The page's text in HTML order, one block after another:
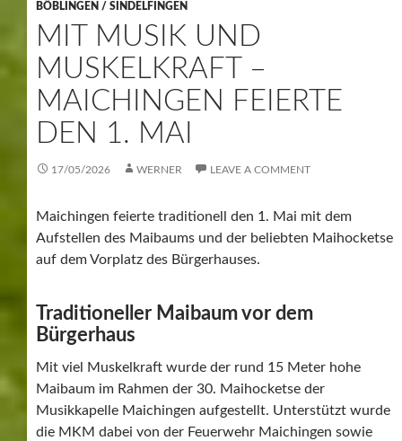
BÖBLINGEN / SINDELFINGEN
MIT MUSIK UND
MUSKELKRAFT –
MAICHINGEN FEIERTE
DEN 1. MAI
17/05/2026 WERNER LEAVE A COMMENT
Maichingen feierte traditionell den 1. Mai mit dem
Aufstellen des Maibaums und der beliebten Maihocketse
auf dem Vorplatz des Bürgerhauses.
Traditioneller Maibaum vor dem
Bürgerhaus
Mit viel Muskelkraft wurde der rund 15 Meter hohe
Maibaum im Rahmen der 30. Maihocketse der
Musikkapelle Maichingen aufgestellt. Unterstützt wurde
die MKM dabei von der Feuerwehr Maichingen sowie